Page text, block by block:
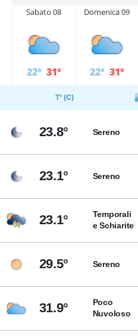
Sabato 08
22° 31°
Domenica 09
22° 31°
T° (C)
23.8° Sereno
23.1° Sereno
23.1°
Temporali
e Schiarite
29.5° Sereno
31.9°
Poco
Nuvoloso